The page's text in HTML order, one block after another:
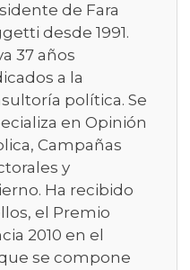
de Fara
desde 1991.
37 años
a la
política. Se
en Opinión
Campañas
y
Ha recibido
el Premio
2010 en el
se compone